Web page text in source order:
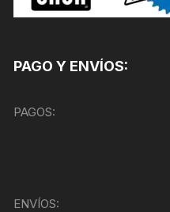
PAGO Y ENVÍOS:
PAGOS:
ENVÍOS: